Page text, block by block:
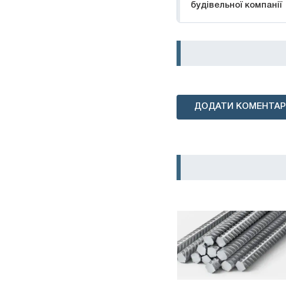
будівельної компанії
ДОДАТИ КОМЕНТАР